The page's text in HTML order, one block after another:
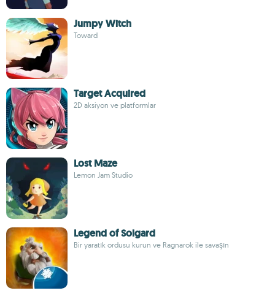
Jumpy Witch
Toward
Target Acquired
2D aksiyon ve platformlar
Lost Maze
Lemon Jam Studio
Legend of Solgard
Bir yaratık ordusu kurun ve Ragnarok ile savaşın